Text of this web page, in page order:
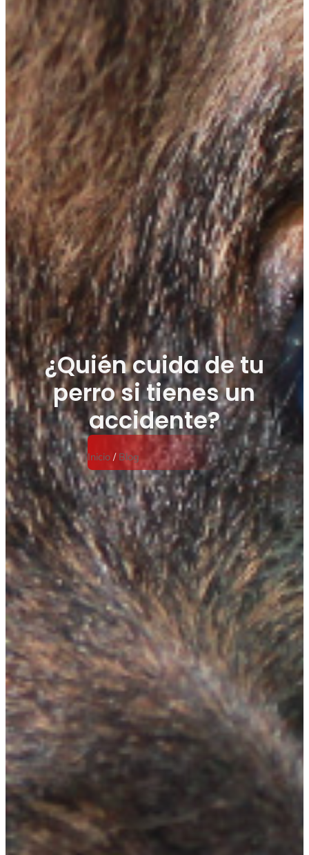
¿Quién cuida de tu
perro si tienes un
accidente?
Inicio/ Blog